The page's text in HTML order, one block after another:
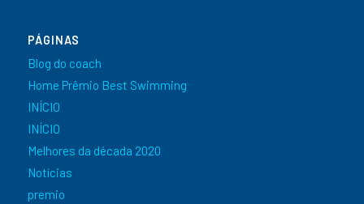
PÁGINAS
Blog do coach
Home Prêmio Best Swimming
INÍCIO
INÍCIO
Melhores da década 2020
Notícias
premio